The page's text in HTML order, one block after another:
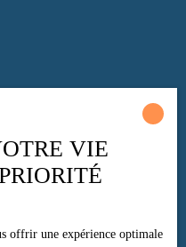
VIE
offrir une expérience optimale